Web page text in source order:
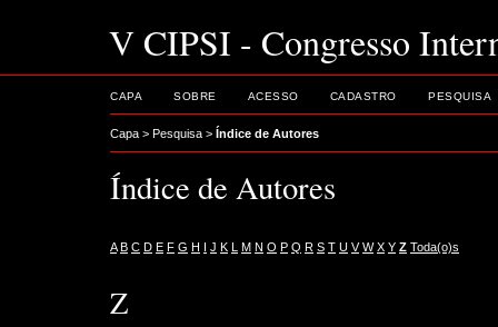
V CIPSI - Congresso
CAPA SOBRE ACESSO CADASTRO PESQUISA
Capa > Pesquisa > Índice de Autores
Índice de Autores
A B C D E F G H I J K L M N O P Q R S T U V W X Y Z Toda(o)s
Z